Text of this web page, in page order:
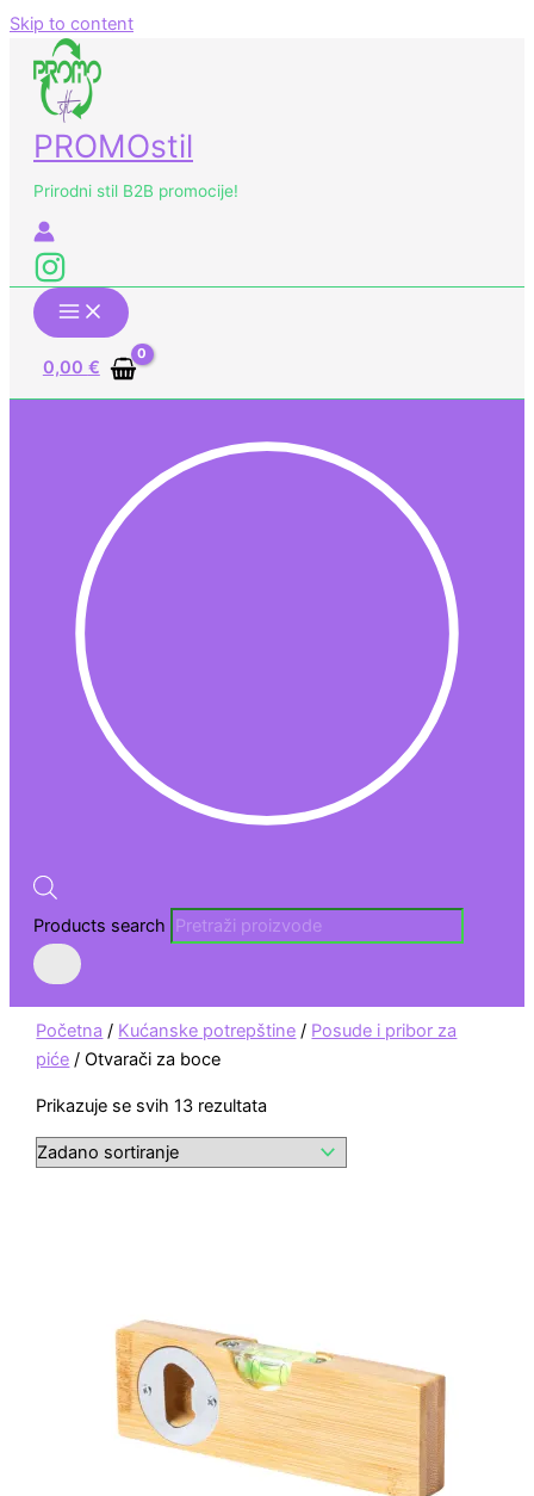
Skip to content
PROMOstil
Prirodni stil B2B promocije!
0,00 €
Products search
Početna / Kućanske potrepštine / Posude i pribor za
piće / Otvarači za boce
Prikazuje se svih 13 rezultata